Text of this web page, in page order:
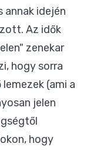
annak idején
Az idők
zenekar
hogy sorra
(ami a
jelen
hogy